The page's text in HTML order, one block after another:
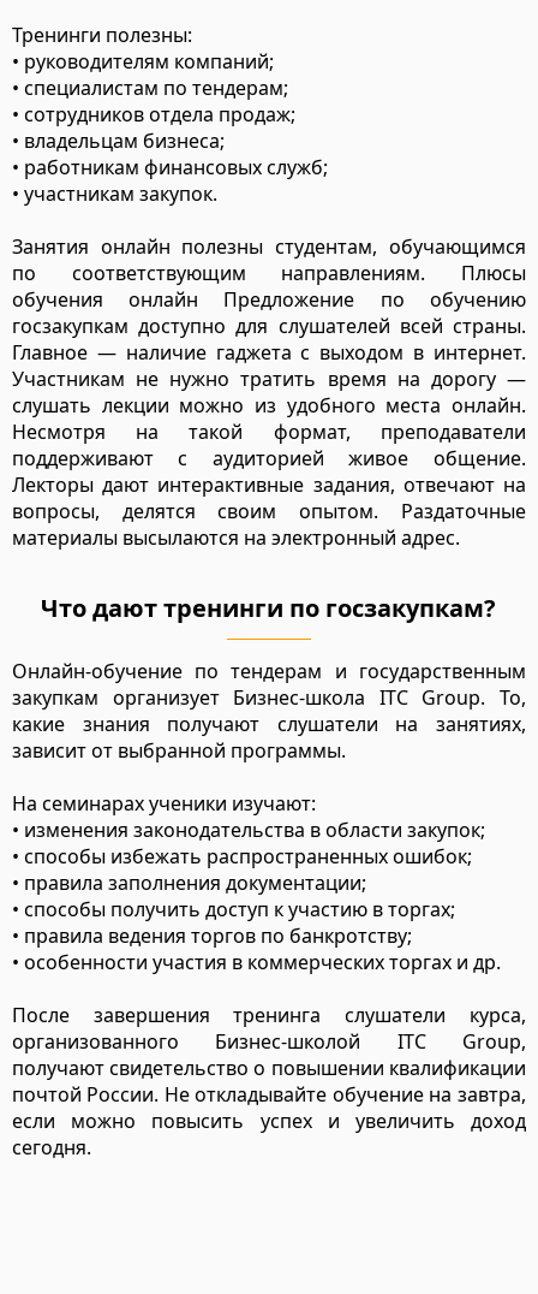
Тренинги полезны:
• руководителям компаний;
• специалистам по тендерам;
• сотрудников отдела продаж;
• владельцам бизнеса;
• работникам финансовых служб;
• участникам закупок.
Занятия онлайн полезны студентам, обучающимся
по соответствующим направлениям. Плюсы
обучения онлайн Предложение по обучению
госзакупкам доступно для слушателей всей страны.
Главное — наличие гаджета с выходом в интернет.
Участникам не нужно тратить время на дорогу —
слушать лекции можно из удобного места онлайн.
Несмотря на такой формат, преподаватели
поддерживают с аудиторией живое общение.
Лекторы дают интерактивные задания, отвечают на
вопросы, делятся своим опытом. Раздаточные
материалы высылаются на электронный адрес.
Что дают тренинги по госзакупкам?
Онлайн-обучение по тендерам и государственным
закупкам организует Бизнес-школа ITC Group. То,
какие знания получают слушатели на занятиях,
зависит от выбранной программы.
На семинарах ученики изучают:
• изменения законодательства в области закупок;
• способы избежать распространенных ошибок;
• правила заполнения документации;
• способы получить доступ к участию в торгах;
• правила ведения торгов по банкротству;
• особенности участия в коммерческих торгах и др.
После завершения тренинга слушатели курса,
организованного Бизнес-школой ITC Group,
получают свидетельство о повышении квалификации
почтой России. Не откладывайте обучение на завтра,
если можно повысить успех и увеличить доход
сегодня.